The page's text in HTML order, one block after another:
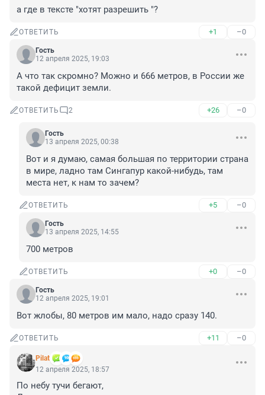
а где в тексте "хотят разрешить "?
ОТВЕТИТЬ +1 –0
Гость
12 апреля 2025, 19:03
А что так скромно? Можно и 666 метров, в России же
такой дефицит земли.
ОТВЕТИТЬ 2 +26 –0
Гость
13 апреля 2025, 00:38
Вот и я думаю, самая большая по территории страна
в мире, ладно там Сингапур какой-нибудь, там
места нет, к нам то зачем?
ОТВЕТИТЬ +5 –0
Гость
13 апреля 2025, 14:55
700 метров
ОТВЕТИТЬ +0 –0
Гость
12 апреля 2025, 19:01
Вот жлобы, 80 метров им мало, надо сразу 140.
ОТВЕТИТЬ +11 –0
Pilat
12 апреля 2025, 18:57
По небу тучи бегают,